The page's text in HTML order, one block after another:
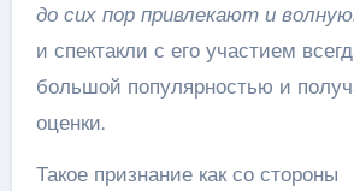
до сих пор привлекают и
и спектакли с его участием
большой популярностью и
оценки.
Такое признание как со стороны